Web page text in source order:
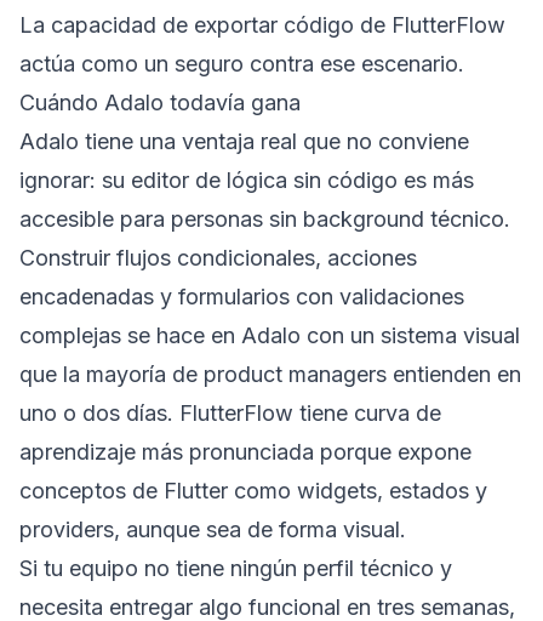
La capacidad de exportar código de FlutterFlow
actúa como un seguro contra ese escenario.
Cuándo Adalo todavía gana
Adalo tiene una ventaja real que no conviene
ignorar: su editor de lógica sin código es más
accesible para personas sin background técnico.
Construir flujos condicionales, acciones
encadenadas y formularios con validaciones
complejas se hace en Adalo con un sistema visual
que la mayoría de product managers entienden en
uno o dos días. FlutterFlow tiene curva de
aprendizaje más pronunciada porque expone
conceptos de Flutter como widgets, estados y
providers, aunque sea de forma visual.
Si tu equipo no tiene ningún perfil técnico y
necesita entregar algo funcional en tres semanas,